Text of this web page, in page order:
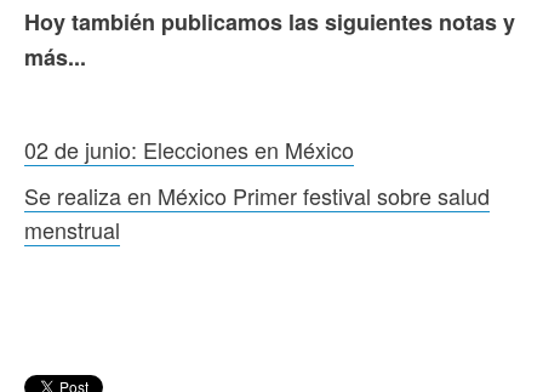
Hoy también publicamos las siguientes notas y
más...
02 de junio: Elecciones en México
Se realiza en México Primer festival sobre salud
menstrual